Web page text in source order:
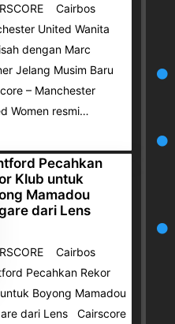
Cairbos
United Wanita
dengan Marc
Jelang Musim Baru
– Manchester
Women resmi…
Pecahkan
Klub untuk
Mamadou
dari Lens
Cairbos
Pecahkan Rekor
Boyong Mamadou
dari Lens Cairscore